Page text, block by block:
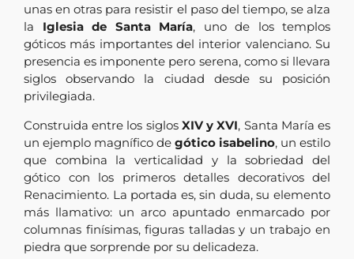
unas en otras para resistir el paso del tiempo, se alza
la Iglesia de Santa María, uno de los templos
góticos más importantes del interior valenciano. Su
presencia es imponente pero serena, como si llevara
siglos observando la ciudad desde su posición
privilegiada.
Construida entre los siglos XIV y XVI, Santa María es
un ejemplo magnífico de gótico isabelino, un estilo
que combina la verticalidad y la sobriedad del
gótico con los primeros detalles decorativos del
Renacimiento. La portada es, sin duda, su elemento
más llamativo: un arco apuntado enmarcado por
columnas finísimas, figuras talladas y un trabajo en
piedra que sorprende por su delicadeza.